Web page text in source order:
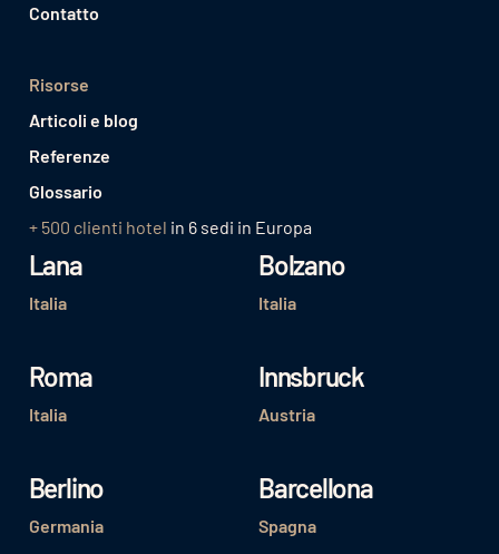
Contatto
Risorse
Articoli e blog
Referenze
Glossario
+ 500 clienti hotel in 6 sedi in Europa
Lana
Italia
Bolzano
Italia
Roma
Italia
Innsbruck
Austria
Berlino
Germania
Barcellona
Spagna